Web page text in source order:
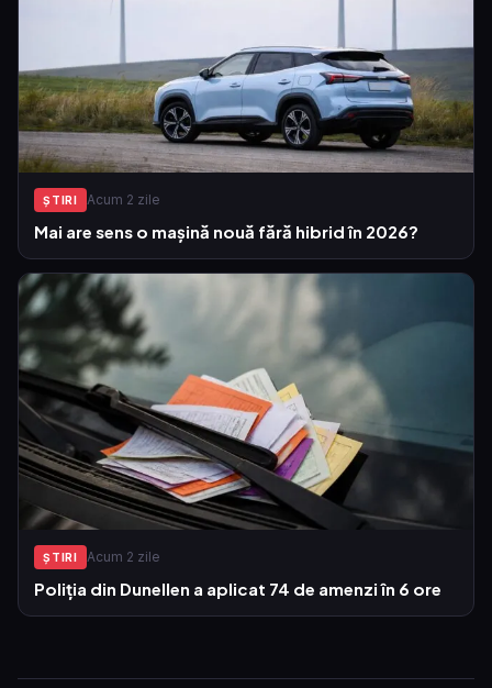
ŞTIRI Acum 2 zile
Mai are sens o mașină nouă fără hibrid în 2026?
ŞTIRI Acum 2 zile
Poliția din Dunellen a aplicat 74 de amenzi în 6 ore